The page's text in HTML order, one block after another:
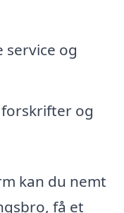
og
og
kan du nemt
få et